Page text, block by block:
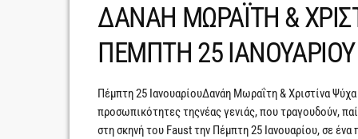
ΔΑΝΑΗ ΜΩΡΑΪΤΗ &
ΠΕΜΠΤΗ 25 ΙΑΝΟΥΑΡΙΟΥ
Πέμπτη 25 ΙανουαρίουΔανάη Μωραΐτη & Χριστίνα
προσωπικότητες τηςνέας γενιάς, που τραγουδούν,
στη σκηνή του Faust την Πέμπτη 25 Ιανουαρίου, σε